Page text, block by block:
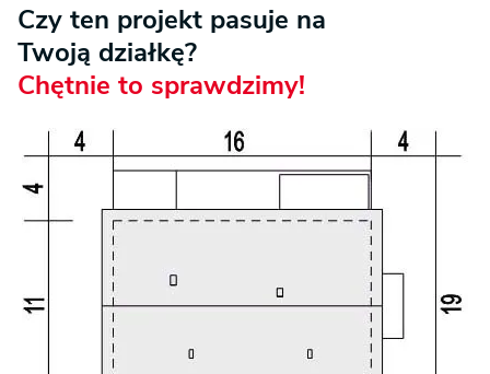
Czy ten projekt pasuje na
Twoją działkę?
Chętnie to sprawdzimy!